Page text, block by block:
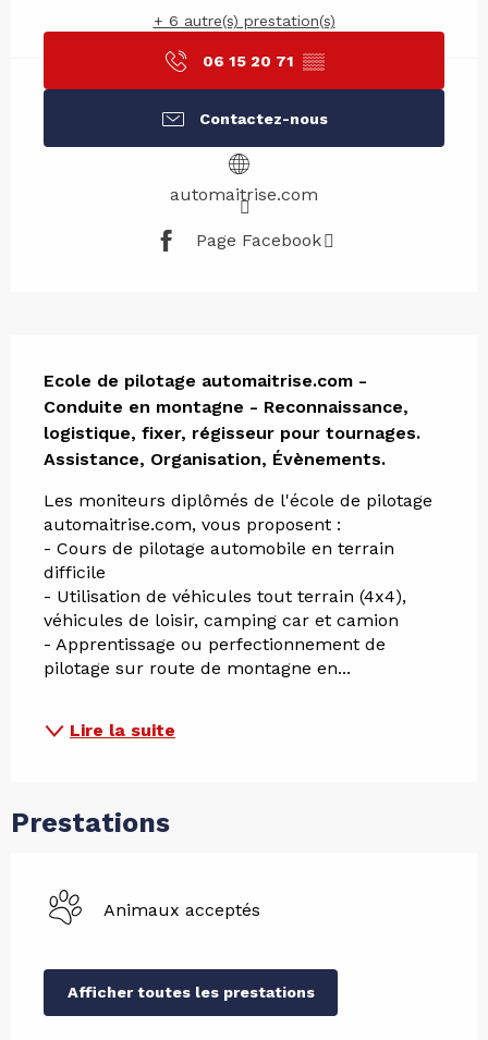
+ 6 autre(s) prestation(s)
06 15 20 71 ▒▒
Contactez-nous
automaitrise.com
Page Facebook
Ecole de pilotage automaitrise.com -
Conduite en montagne - Reconnaissance,
logistique, fixer, régisseur pour tournages.
Assistance, Organisation, Évènements.
Les moniteurs diplômés de l'école de pilotage
automaitrise.com, vous proposent :
- Cours de pilotage automobile en terrain
difficile
- Utilisation de véhicules tout terrain (4x4),
véhicules de loisir, camping car et camion
- Apprentissage ou perfectionnement de
pilotage sur route de montagne en...
Lire la suite
Prestations
Animaux acceptés
Afficher toutes les prestations